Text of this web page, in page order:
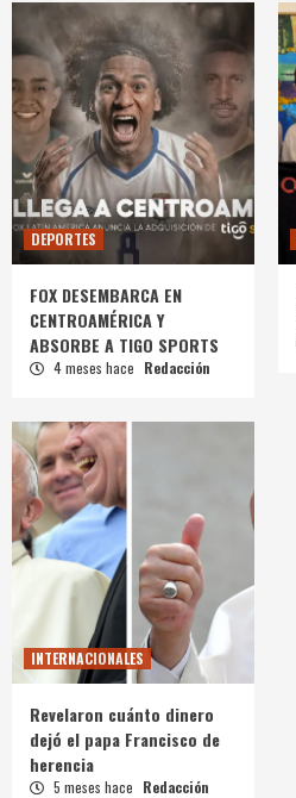
DEPORTES
FOX DESEMBARCA EN
CENTROAMÉRICA Y
ABSORBE A TIGO SPORTS
4 meses hace Redacción
INTERNACIONALES
Revelaron cuánto dinero
dejó el papa Francisco de
herencia
5 meses hace Redacción